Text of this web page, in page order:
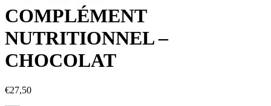
COMPLÉMENT
NUTRITIONNEL –
CHOCOLAT
€27,50